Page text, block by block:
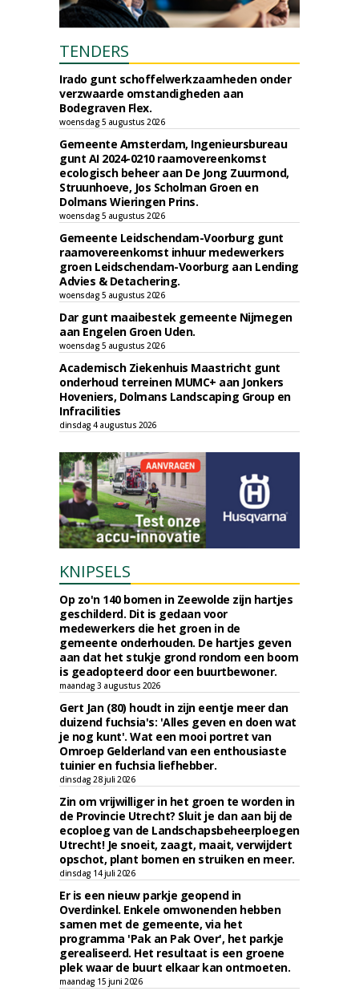
TENDERS
Irado gunt schoffelwerkzaamheden onder
verzwaarde omstandigheden aan
Bodegraven Flex.
woensdag 5 augustus 2026
Gemeente Amsterdam, Ingenieursbureau
gunt AI 2024-0210 raamovereenkomst
ecologisch beheer aan De Jong Zuurmond,
Struunhoeve, Jos Scholman Groen en
Dolmans Wieringen Prins.
woensdag 5 augustus 2026
Gemeente Leidschendam-Voorburg gunt
raamovereenkomst inhuur medewerkers
groen Leidschendam-Voorburg aan Lending
Advies & Detachering.
woensdag 5 augustus 2026
Dar gunt maaibestek gemeente Nijmegen
aan Engelen Groen Uden.
woensdag 5 augustus 2026
Academisch Ziekenhuis Maastricht gunt
onderhoud terreinen MUMC+ aan Jonkers
Hoveniers, Dolmans Landscaping Group en
Infracilities
dinsdag 4 augustus 2026
KNIPSELS
Op zo'n 140 bomen in Zeewolde zijn hartjes
geschilderd. Dit is gedaan voor
medewerkers die het groen in de
gemeente onderhouden. De hartjes geven
aan dat het stukje grond rondom een boom
is geadopteerd door een buurtbewoner.
maandag 3 augustus 2026
Gert Jan (80) houdt in zijn eentje meer dan
duizend fuchsia's: 'Alles geven en doen wat
je nog kunt'. Wat een mooi portret van
Omroep Gelderland van een enthousiaste
tuinier en fuchsia liefhebber.
dinsdag 28 juli 2026
Zin om vrijwilliger in het groen te worden in
de Provincie Utrecht? Sluit je dan aan bij de
ecoploeg van de Landschapsbeheerploegen
Utrecht! Je snoeit, zaagt, maait, verwijdert
opschot, plant bomen en struiken en meer.
dinsdag 14 juli 2026
Er is een nieuw parkje geopend in
Overdinkel. Enkele omwonenden hebben
samen met de gemeente, via het
programma 'Pak an Pak Over', het parkje
gerealiseerd. Het resultaat is een groene
plek waar de buurt elkaar kan ontmoeten.
maandag 15 juni 2026